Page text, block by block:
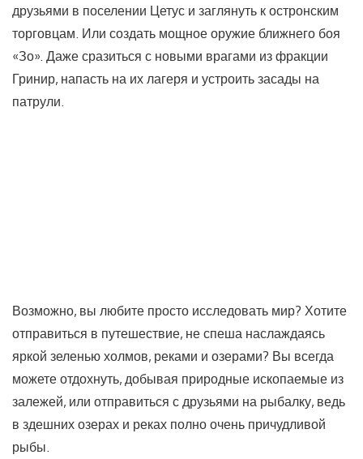
друзьями в поселении Цетус и заглянуть к остронским
торговцам. Или создать мощное оружие ближнего боя
«Зо». Даже сразиться с новыми врагами из фракции
Гринир, напасть на их лагеря и устроить засады на
патрули.
Возможно, вы любите просто исследовать мир? Хотите
отправиться в путешествие, не спеша наслаждаясь
яркой зеленью холмов, реками и озерами? Вы всегда
можете отдохнуть, добывая природные ископаемые из
залежей, или отправиться с друзьями на рыбалку, ведь
в здешних озерах и реках полно очень причудливой
рыбы.